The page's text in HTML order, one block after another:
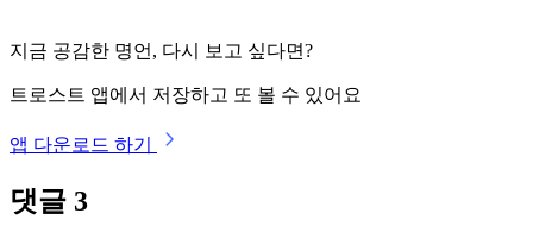
지금 공감한 명언, 다시 보고 싶다면?
트로스트 앱에서 저장하고 또 볼 수 있어요
앱 다운로드 하기
댓글 3